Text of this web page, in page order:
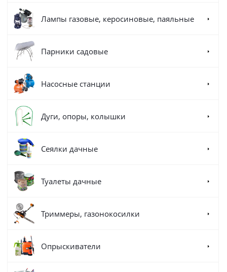
Лампы газовые, керосиновые, паяльные
Парники садовые
Насосные станции
Дуги, опоры, колышки
Сеялки дачные
Туалеты дачные
Триммеры, газонокосилки
Опрыскиватели